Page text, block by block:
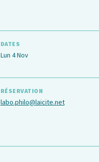
DATES
Lun 4 Nov
RÉSERVATION
labo.philo@laicite.net